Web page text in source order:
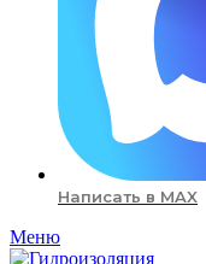
Написать в MAX
Меню